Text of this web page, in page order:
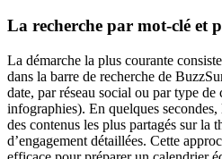
La recherche par mot-clé et
La démarche la plus courante
dans la barre de recherche de
date, par réseau social ou par type
infographies). En quelques
des contenus les plus partagés sur la
d’engagement détaillées. Cette